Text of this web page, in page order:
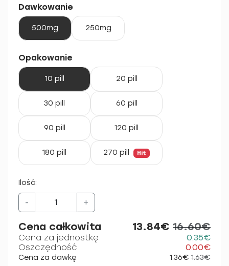
Dawkowanie
500mg 250mg
Opakowanie
10 pill 20 pill
30 pill 60 pill
90 pill 120 pill
180 pill 270 pill Hit
Ilość:
- +
Cena całkowita 13.84€ 16.60€
Cena za jednostkę
0.35€
Oszczędność
0.00€
Cena za dawkę 1.36€ 1.63€